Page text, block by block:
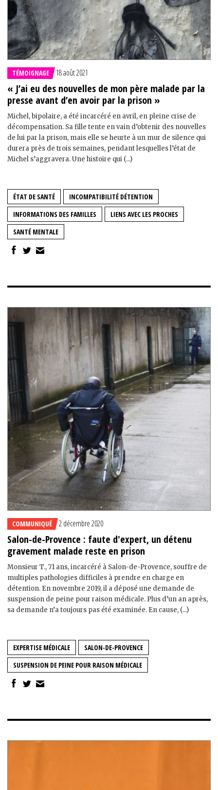
TÉMOIGNAGE 18 août 2021
« J’ai eu des nouvelles de mon père malade par la
presse avant d’en avoir par la prison »
Michel, bipolaire, a été incarcéré en avril, en pleine crise de
décompensation. Sa fille tente en vain d’obtenir des nouvelles
de lui par la prison, mais elle se heurte à un mur de silence qui
durera près de trois semaines, pendant lesquelles l’état de
Michel s’aggravera. Une histoire qui (...)
ÉTAT DE SANTÉ
INCOMPATIBILITÉ DÉTENTION
INFORMATIONS DES FAMILLES
LIENS AVEC LES PROCHES
SANTÉ MENTALE
COMMUNIQUÉ 2 décembre 2020
Salon-de-Provence : faute d'expert, un détenu
gravement malade reste en prison
Monsieur T., 71 ans, incarcéré à Salon-de-Provence, souffre de
multiples pathologies difficiles à prendre en charge en
détention. En novembre 2019, il a déposé une demande de
suspension de peine pour raison médicale. Plus d’un an après,
sa demande n’a toujours pas été examinée. En cause, (...)
EXPERTISE MÉDICALE
SALON-DE-PROVENCE
SUSPENSION DE PEINE POUR RAISON MÉDICALE